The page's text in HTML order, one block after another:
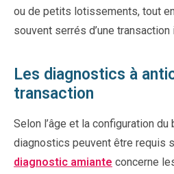
ou de petits lotissements, tout
souvent serrés d’une
Les diagnostics à
transaction
Selon l’âge et la configuration du
diagnostics peuvent être requis
diagnostic amiante concerne